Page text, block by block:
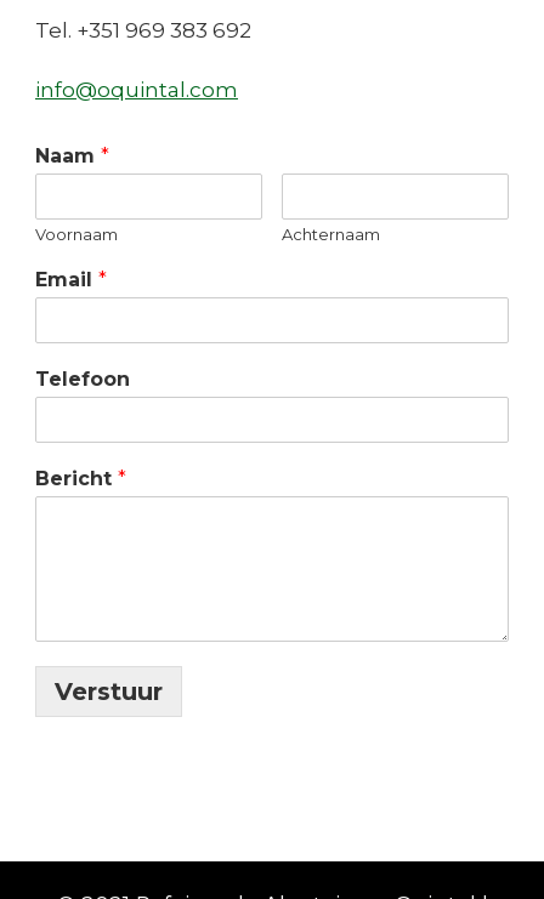
Tel. +351 969 383 692
info@oquintal.com
Naam *
Voornaam Achternaam
Email *
Telefoon
Bericht *
Verstuur